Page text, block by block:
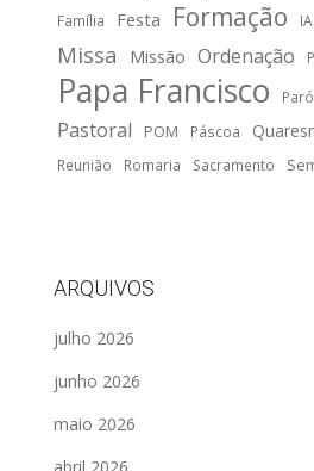
Família Festa Formação
Missa Missão Ordenação
Papa Francisco
Pastoral
POM Páscoa
Reunião Romaria Sacramento
ARQUIVOS
julho 2026
junho 2026
maio 2026